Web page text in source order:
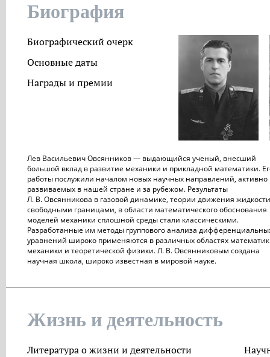
Биография
Биографический очерк
Основные даты
Награды и премии
Лев Васильевич Овсянников — выдающийся ученый, внесший
большой вклад в развитие механики и прикладной математики.
работы послужили началом новых научных направлений, активно
развиваемых в нашей стране и за рубежом. Результаты
Л. В. Овсянникова в газовой динамике, теории движения
свободными границами, в области математического обоснования
моделей механики сплошной среды стали классическими.
Разработанные им методы группового анализа
уравнений широко применяются в различных областях
механики и теоретической физики. Л. В. Овсянниковым создана
научная школа, широко известная в мировой науке.
Жизнь и деятельность
Литература о жизни и деятельности